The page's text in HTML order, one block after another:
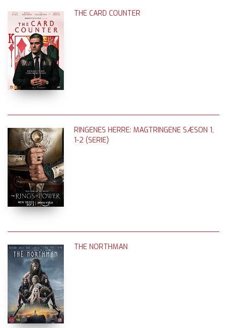
THE CARD COUNTER
RINGENES HERRE: MAGTRINGENE SÆSON 1,
1-2 (SERIE)
THE NORTHMAN